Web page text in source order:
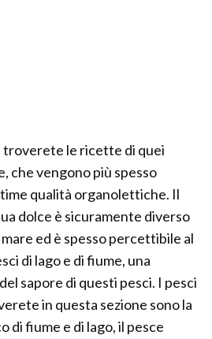
troverete le ricette di quei
che vengono più spesso
qualità organolettiche. Il
dolce è sicuramente diverso
ed è spesso percettibile al
di lago e di fiume, una
sapore di questi pesci. I pesci
in questa sezione sono la
di fiume e di lago, il pesce